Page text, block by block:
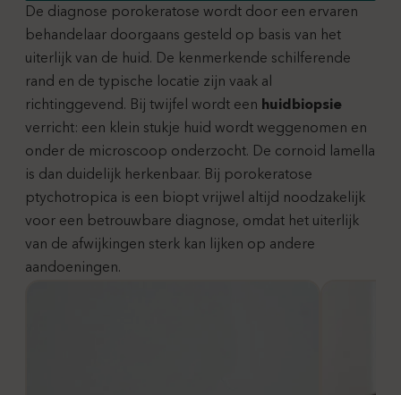
De diagnose porokeratose wordt door een ervaren
behandelaar doorgaans gesteld op basis van het
uiterlijk van de huid. De kenmerkende schilferende
rand en de typische locatie zijn vaak al
richtinggevend. Bij twijfel wordt een huidbiopsie
verricht: een klein stukje huid wordt weggenomen en
onder de microscoop onderzocht. De cornoid lamella
is dan duidelijk herkenbaar. Bij porokeratose
ptychotropica is een biopt vrijwel altijd noodzakelijk
voor een betrouwbare diagnose, omdat het uiterlijk
van de afwijkingen sterk kan lijken op andere
aandoeningen.